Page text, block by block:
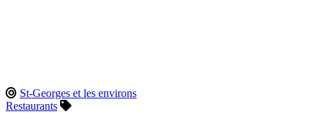
St-Georges et les environs
Restaurants